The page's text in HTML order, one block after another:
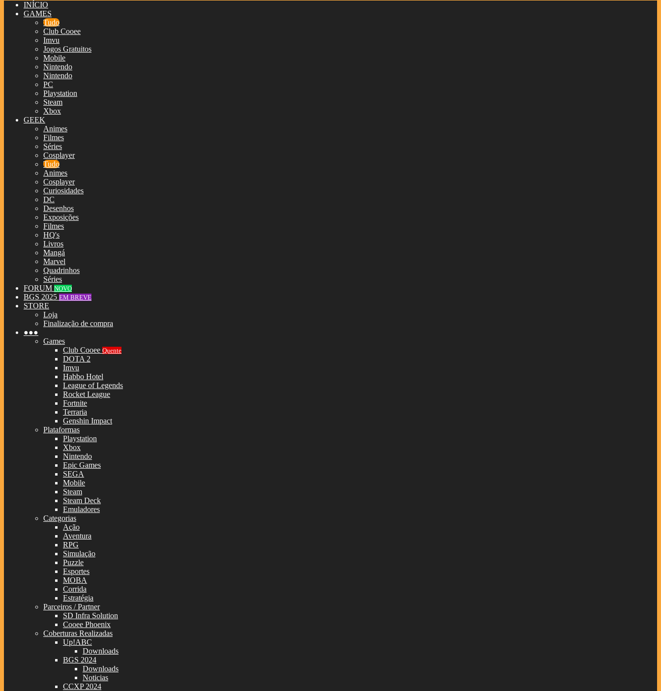
INÍCIO
GAMES
Tudo
Club Cooee
Imvu
Jogos Gratuitos
Mobile
Nintendo
Nintendo
PC
Playstation
Steam
Xbox
GEEK
Animes
Filmes
Séries
Cosplayer
Tudo
Animes
Cosplayer
Curiosidades
DC
Desenhos
Exposições
Filmes
HQ's
Livros
Mangá
Marvel
Quadrinhos
Séries
FORUM NOVO
BGS 2025 EM BREVE
STORE
Loja
Finalização de compra
●●●
Games
Club Cooee Quente
DOTA 2
Imvu
Habbo Hotel
League of Legends
Rocket League
Fortnite
Terraria
Genshin Impact
Plataformas
Playstation
Xbox
Nintendo
Epic Games
SEGA
Mobile
Steam
Steam Deck
Emuladores
Categorias
Ação
Aventura
RPG
Simulação
Puzzle
Esportes
MOBA
Corrida
Estratégia
Parceiros / Partner
SD Infra Solution
Cooee Phoenix
Coberturas Realizadas
Up!ABC
Downloads
BGS 2024
Downloads
Noticias
CCXP 2024